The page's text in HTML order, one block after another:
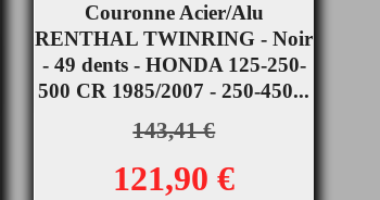
Couronne Acier/Alu
RENTHAL TWINRING - Noir
- 49 dents - HONDA 125-250-
500 CR 1985/2007 - 250-450...
143,41 €
121,90 €
Aperçu rapide